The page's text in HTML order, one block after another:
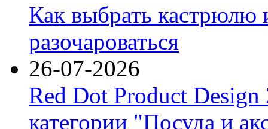
Как выбрать кастрюлю
разочароваться
26-07-2026
Red Dot Product Design
категории "Посуда и